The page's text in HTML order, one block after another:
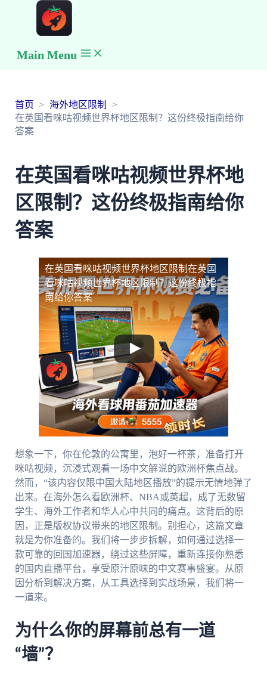
Main Menu
首页
海外地区限制
在英国看咪咕视频世界杯地区限制？这份终极指南给你
答案
在英国看咪咕视频世界杯地
区限制？这份终极指南给你
答案
在英国看咪咕视频世界杯地区限制 在英国
看咪咕视频世界杯地区限制？这份终极指
南给你答案
想象一下，你在伦敦的公寓里，泡好一杯茶，准备打开
咪咕视频，沉浸式观看一场中文解说的欧洲杯焦点战。
然而，“该内容仅限中国大陆地区播放”的提示无情地弹了
出来。在海外怎么看欧洲杯、NBA或英超，成了无数留
学生、海外工作者和华人心中共同的痛点。这背后的原
因，正是版权协议带来的地区限制。别担心，这篇文章
就是为你准备的。我们将一步步拆解，如何通过选择一
款可靠的回国加速器，绕过这些屏障，重新连接你熟悉
的国内直播平台，享受原汁原味的中文赛事盛宴。从原
因分析到解决方案，从工具选择到实战场景，我们将一
一道来。
为什么你的屏幕前总有一道
“墙”？